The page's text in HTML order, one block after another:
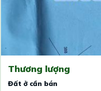
Thương lượng
Đất ở cần bán